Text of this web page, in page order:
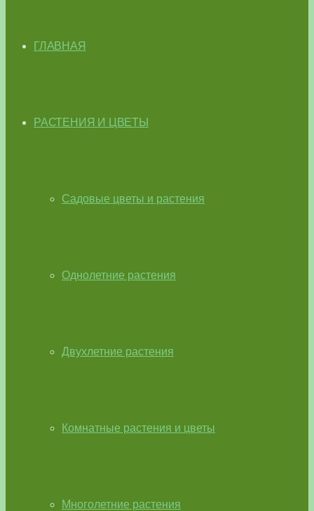
ГЛАВНАЯ
РАСТЕНИЯ И ЦВЕТЫ
Садовые цветы и растения
Однолетние растения
Двухлетние растения
Комнатные растения и цветы
Многолетние растения